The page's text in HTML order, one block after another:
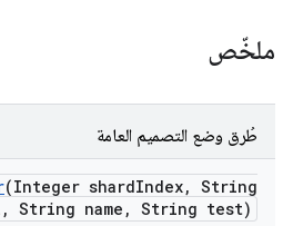
ملخّص
طُرق وضع التصميم العامة
(Integer shardIndex, String
, String name , String test)